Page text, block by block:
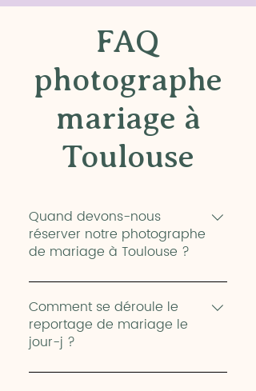
FAQ
photographe
mariage à
Toulouse
Quand devons-nous
réserver notre photographe
de mariage à Toulouse ?
Pour les mariages en haute-saison
(les samedis de mai à septembre)
je recommande de m’écrire 14 à 8
mois avant la célébration.
Comment se déroule le
reportage de mariage le
jour-j ?
Le jour de votre mariage je suis à